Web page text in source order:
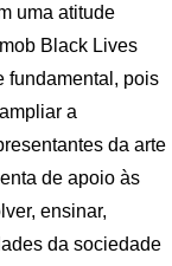
uma atitude
Black Lives
fundamental, pois
a
da arte
de apoio às
ensinar,
da sociedade